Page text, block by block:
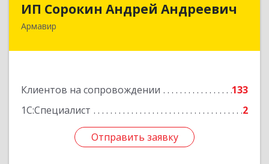
ИП Сорокин Андрей Андреевич
Армавир
Клиентов на сопровождении
133
1С:Специалист
2
Отправить заявку
Отправить заявку